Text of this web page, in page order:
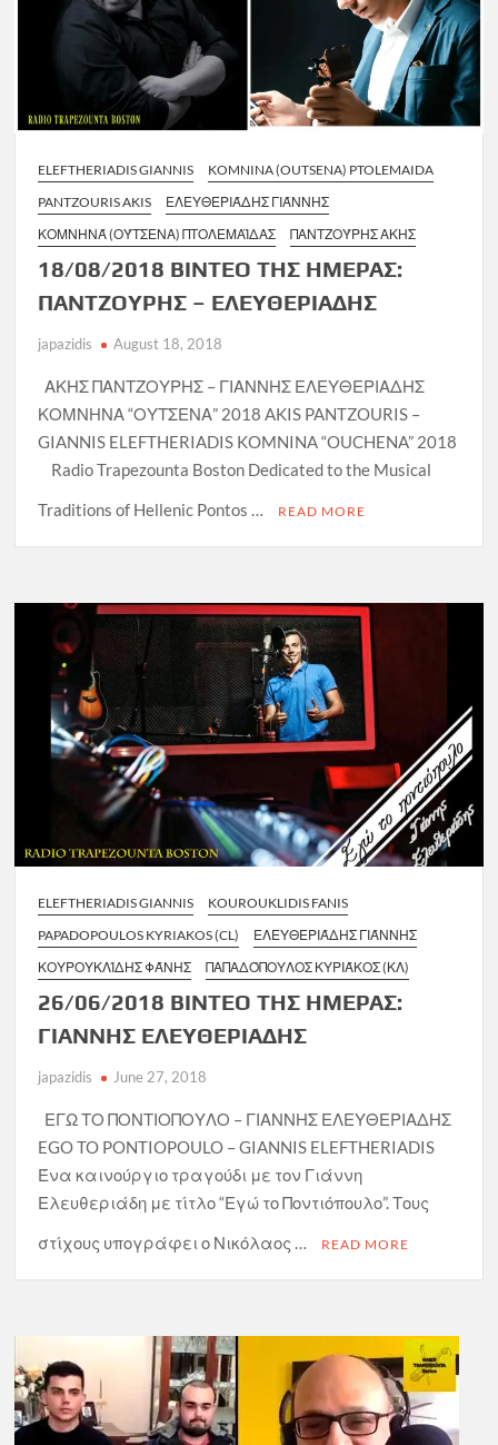
ELEFTHERIADIS GIANNIS
KOMNINA (OUTSENA) PTOLEMAIDA
PANTZOURIS AKIS
ΕΛΕΥΘΕΡΙΆΔΗΣ ΓΙΆΝΝΗΣ
ΚΟΜΝΗΝΆ (ΟΎΤΣΕΝΑ) ΠΤΟΛΕΜΑΪΔΑΣ
ΠΑΝΤΖΟΎΡΗΣ ΑΚΗΣ
18/08/2018 ΒΙΝΤΕΟ ΤΗΣ ΗΜΕΡΑΣ:
ΠΑΝΤΖΟΥΡΗΣ – ΕΛΕΥΘΕΡΙΑΔΗΣ
japazidis August 18, 2018
ΑΚΗΣ ΠΑΝΤΖΟΥΡΗΣ – ΓΙΑΝΝΗΣ ΕΛΕΥΘΕΡΙΑΔΗΣ
ΚΟΜΝΗΝΑ “ΟΥΤΣΕΝΑ” 2018 AKIS PANTZOURIS –
GIANNIS ELEFTHERIADIS KOMNINA “OUCHENA” 2018
Radio Trapezounta Boston Dedicated to the Musical
Traditions of Hellenic Pontos …
READ MORE
ELEFTHERIADIS GIANNIS
KOUROUKLIDIS FANIS
PAPADOPOULOS KYRIAKOS (CL)
ΕΛΕΥΘΕΡΙΆΔΗΣ ΓΙΆΝΝΗΣ
ΚΟΥΡΟΥΚΛΊΔΗΣ ΦΆΝΗΣ
ΠΑΠΑΔΌΠΟΥΛΟΣ ΚΥΡΙΆΚΟΣ (ΚΛ)
26/06/2018 ΒΙΝΤΕΟ ΤΗΣ ΗΜΕΡΑΣ:
ΓΙΑΝΝΗΣ ΕΛΕΥΘΕΡΙΑΔΗΣ
japazidis June 27, 2018
ΕΓΩ ΤΟ ΠΟΝΤΙΟΠΟΥΛΟ – ΓΙΑΝΝΗΣ ΕΛΕΥΘΕΡΙΑΔΗΣ
EGO TO PONTIOPOULO – GIANNIS ELEFTHERIADIS
Ένα καινούργιο τραγούδι με τον Γιάννη
Ελευθεριάδη με τίτλο “Εγώ το Ποντιόπουλο”. Τους
στίχους υπογράφει ο Νικόλαος …
READ MORE